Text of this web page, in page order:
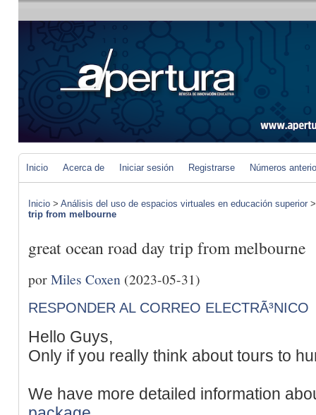
Inicio Acerca de Iniciar sesión Registrarse Números
Inicio > Análisis del uso de espacios virtuales en educación superior
trip from melbourne
great ocean road day trip from melbourne
porMiles Coxen (2023-05-31)
RESPONDER AL CORREO ELECTRÃ³NICO
Hello Guys,
Only if you really think about tours to
We have more detailed information